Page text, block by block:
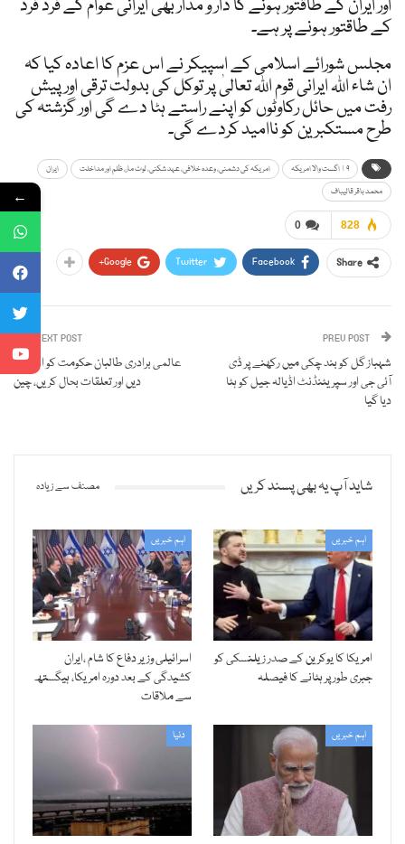
اور ایران کے طاقتور ہونے کا دار و مدار بھی ایرانی عوام کے فرد فرد
کے طاقتور ہونے پر ہے۔
مجلس شورائے اسلامی کے اسپیکر نے اس عزم کا اعادہ کیا کہ
ان شاء اللہ ایرانی قوم اللہ تعالیٰ پر توکل کی بدولت ترقی اور پیش
رفت میں حائل رکاوٹوں کو اپنے راستے ہٹا دے گی اور گزشتہ کی
طرح مستکبرین کو ناامید کردے گی۔
١۹ اگست والا امریکہ امریکہ کی دشمنی، وعدہ خلافی، عہد شکنی، لوٹ مار، ظلم اور مداخلت
ایران
محمد باقر قالیباف
0 828
Share
Facebook
Twitter
Google+
شہباز گل کو بند چکی میں رکھنے پر ڈی
آئی جی اور سپریٹنڈنٹ اڈیالہ جیل کو ہٹا
دیا گیا
NEXT POST
عالمی برادری طالبان حکومت کو اعتماد
دیں اور تعلقات بحال کریں، چین
شاید آپ یہ بھی پسند کریں مصنف سے زیادہ
اہم خبریں
امریکا کا یوکرین کے صدر زیلنسکی کو
جبری طور پر ہٹانے کا فیصلہ
اہم خبریں
اسرائیلی وزیر دفاع کا شام ،ایران
کشیدگی کے بعد دورہ امریکا، ہیگستھ
سے ملاقات
اہم خبریں دنیا
←